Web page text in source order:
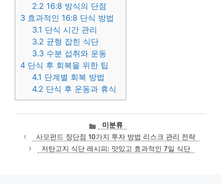
2.2 16:8 방식의 단점
3 효과적인 16:8 단식 방법
3.1 단식 시간 관리
3.2 균형 잡힌 식단
3.3 수분 섭취와 운동
4 단식 후 회복을 위한 팁
4.1 단계별 회복 방법
4.2 단식 후 운동과 휴식
카
테
고
리
미분류
사모펀드 장단점 10가지 투자 방법 리스크 관리 전략
저탄고지 식단 레시피: 맛있고 효과적인 7일 식단